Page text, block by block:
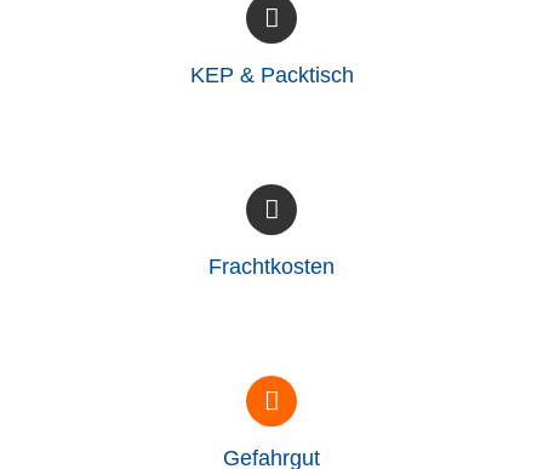
KEP & Packtisch
Frachtkosten
Gefahrgut